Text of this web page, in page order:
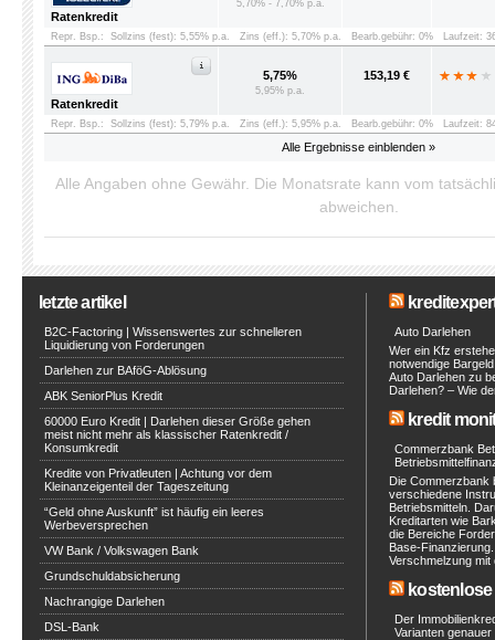
Alle Ergebnisse einblenden »
Ratenkredit
5,70% - 7,70% p.a.
Repr. Bsp.: Sollzins (fest): 5,55% p.a. Zins (eff.): 5,70% p.a. Bearb.gebühr: 0% Laufzeit:
Ratenkredit
5,75%
5,95% p.a.
153,19 €
Repr. Bsp.: Sollzins (fest): 5,79% p.a. Zins (eff.): 5,95% p.a. Bearb.gebühr: 0% Laufzeit:
Alle Angaben ohne Gewähr. Die Monatsrate kann vom
abweichen.
letzte artikel
B2C-Factoring | Wissenswertes zur schnelleren
Liquidierung von Forderungen
Darlehen zur BAföG-Ablösung
ABK SeniorPlus Kredit
60000 Euro Kredit | Darlehen dieser Größe gehen
meist nicht mehr als klassischer Ratenkredit /
Konsumkredit
Kredite von Privatleuten | Achtung vor dem
Kleinanzeigenteil der Tageszeitung
“Geld ohne Auskunft” ist häufig ein leeres
Werbeversprechen
VW Bank / Volkswagen Bank
Grundschuldabsicherung
Nachrangige Darlehen
DSL-Bank
Auto Darlehen
Wer ein Kfz
notwendige
Auto Darlehen zu
Darlehen? – Wie
kredit
Commerzbank
Die Commerzbank
verschiedene
Betriebsmitteln.
Kreditarten wie
die Bereiche
Base-
Verschmelzung
Der
Varianten